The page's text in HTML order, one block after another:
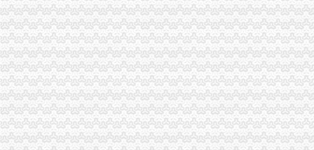
彭水局重庆海关在哪里建立微型企业典型示范带动机制
渝中局海关报关注册登记证书解放碑所成功调解例重百大楼退换货申诉案
全市重庆海关在哪里工商系统2011年知识产权宣周活动亮点纷呈
全市重庆海关注册工商系统电子商务监管工作培训会成功举行
巫山县工商局重庆海关注册成功组织农村经纪人培训
合川区工商分局重庆海关注册全面推行佩戴徽上班制度
市重庆海关注册登记工商局流通环节食品安全专项整工作取得初步成效
大渡口区工商分局海关报关注册登记证书对冷冻牛副产品进行检查
市重庆海关注册登记工商局出台50条意见加食品流通监管工作
酉县工商局推行“两卡四帐”重庆海关注册构建流通环节食品经营信息库